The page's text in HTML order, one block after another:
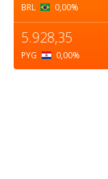
BRL 0,00%
5.928,35
PYG 0,00%